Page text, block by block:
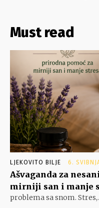
Must read
LJEKOVITO BILJE 6.
Ašvaganda za
mirniji san i manje
problema sa snom.